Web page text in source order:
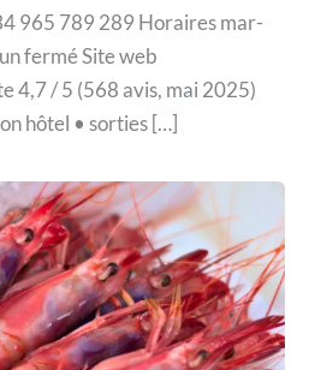
965 789 289 Horaires mar-
fermé Site web
4,7 / 5 (568 avis, mai 2025)
hôtel • sorties […]